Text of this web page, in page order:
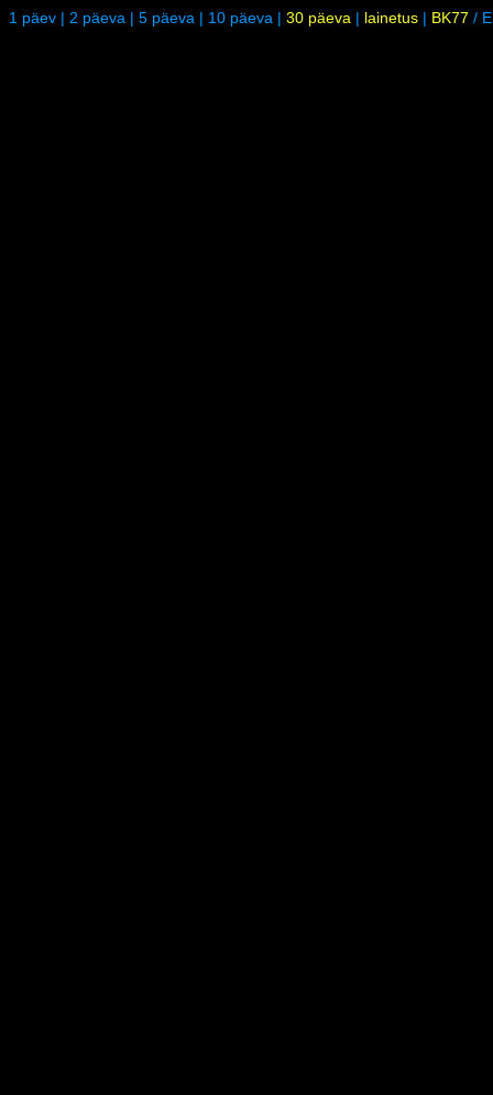
1 päev | 2 päeva | 5 päeva | 10 päeva | 30 päeva | lainetus | BK77 /